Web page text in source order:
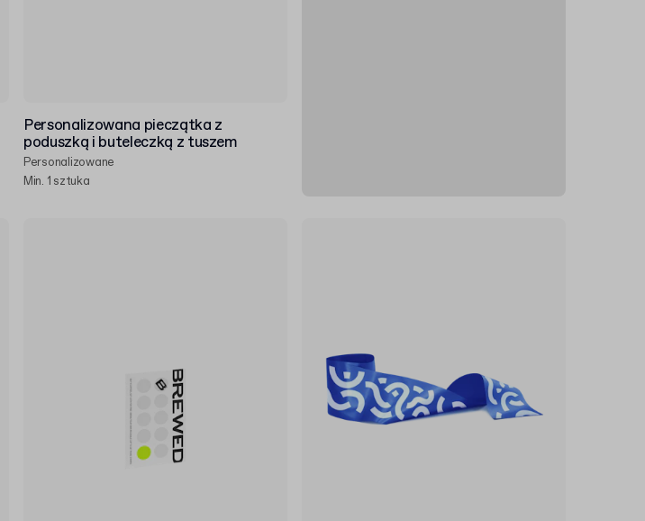
Personalizowana pieczątka z
poduszką i buteleczką z tuszem
Personalizowane
Min. 1 sztuka